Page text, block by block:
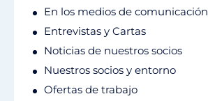
En los medios de comunicación
Entrevistas y Cartas
Noticias de nuestros socios
Nuestros socios y entorno
Ofertas de trabajo